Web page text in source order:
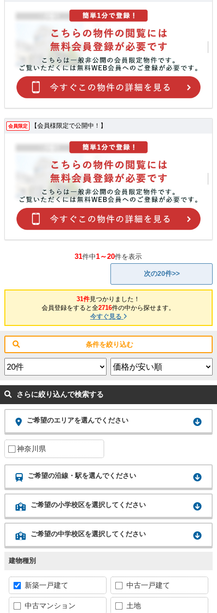
会員限定 【会員様限定で公開中！】
31件中1～20件を表示
次の20件>>
31件見つかりました！
会員登録をすると全2716件の中から探せます。
今すぐ見る
条件を絞り込む
さらに絞り込んで検索する
ご希望のエリアを選んでください
神奈川県
ご希望の沿線・駅を選んでください
ご希望の小学校区を選択してください
ご希望の中学校区を選択してください
建物種別
新築一戸建て 中古一戸建て
中古マンション 土地